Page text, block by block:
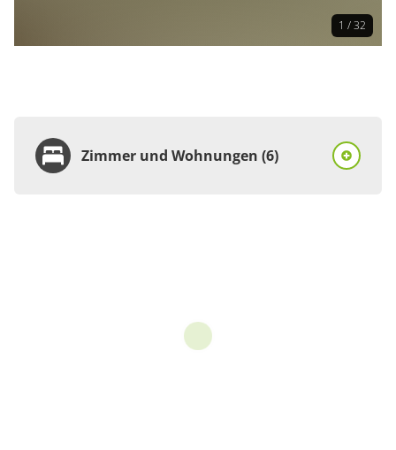
1 / 32
Zimmer und Wohnungen (6)
1 Zimmer